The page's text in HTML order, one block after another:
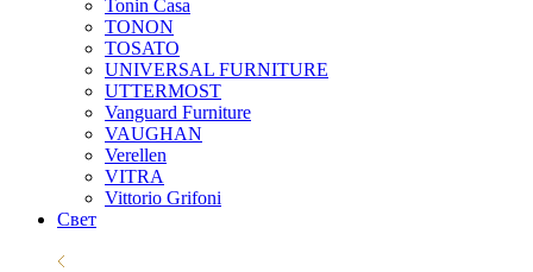
Tonin Casa
TONON
TOSATO
UNIVERSAL FURNITURE
UTTERMOST
Vanguard Furniture
VAUGHAN
Verellen
VITRA
Vittorio Grifoni
Свет